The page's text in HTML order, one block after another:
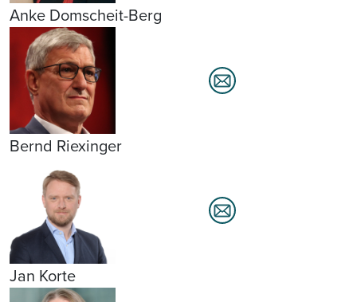
Anke Domscheit-Berg
Bernd Riexinger
Jan Korte